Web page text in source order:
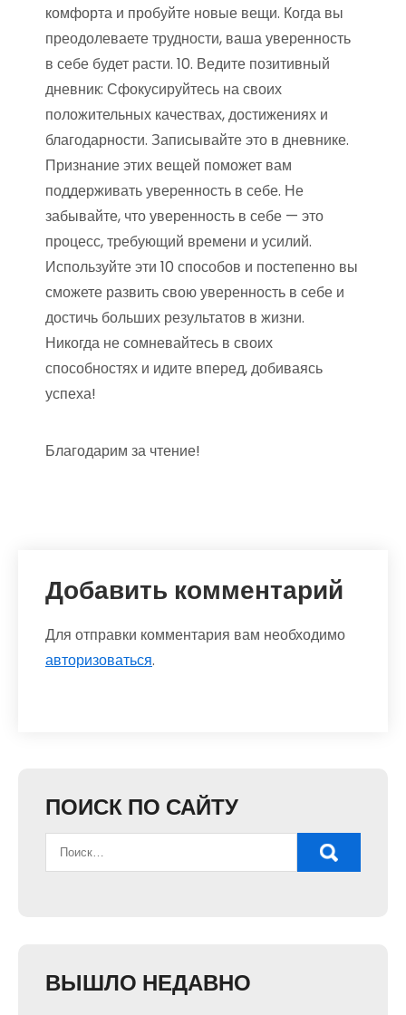
комфорта и пробуйте новые вещи. Когда вы
преодолеваете трудности, ваша уверенность
в себе будет расти. 10. Ведите позитивный
дневник: Сфокусируйтесь на своих
положительных качествах, достижениях и
благодарности. Записывайте это в дневнике.
Признание этих вещей поможет вам
поддерживать уверенность в себе. Не
забывайте, что уверенность в себе — это
процесс, требующий времени и усилий.
Используйте эти 10 способов и постепенно вы
сможете развить свою уверенность в себе и
достичь больших результатов в жизни.
Никогда не сомневайтесь в своих
способностях и идите вперед, добиваясь
успеха!
Благодарим за чтение!
Добавить комментарий
Для отправки комментария вам необходимо
авторизоваться.
ПОИСК ПО САЙТУ
ВЫШЛО НЕДАВНО